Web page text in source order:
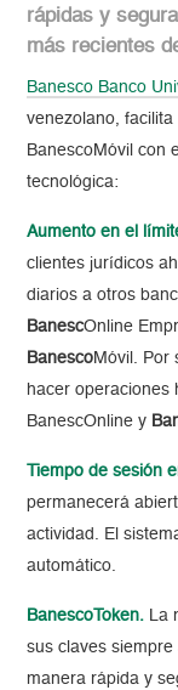
rápidas y
más recientes
Banesco Banco
venezolano,
BanescoMóvil con
tecnológica:
Aumento en el
clientes jurídicos
diarios a otros
BanescOnline
BanescoMóvil. Por
hacer operaciones
BanescOnline y
Tiempo de sesión
permanecerá
actividad. El
automático.
BanescoToken. La
sus claves
manera rápida y